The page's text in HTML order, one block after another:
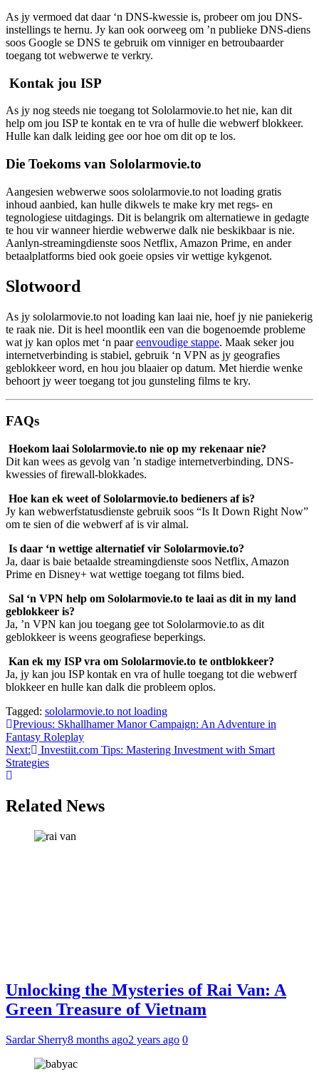
As jy vermoed dat daar ‘n DNS-kwessie is, probeer om jou DNS-
instellings te hernu. Jy kan ook oorweeg om ’n publieke DNS-diens
soos Google se DNS te gebruik om vinniger en betroubaarder
toegang tot webwerwe te verkry.
Kontak jou ISP
As jy nog steeds nie toegang tot Sololarmovie.to het nie, kan dit
help om jou ISP te kontak en te vra of hulle die webwerf blokkeer.
Hulle kan dalk leiding gee oor hoe om dit op te los.
Die Toekoms van Sololarmovie.to
Aangesien webwerwe soos sololarmovie.to not loading gratis
inhoud aanbied, kan hulle dikwels te make kry met regs- en
tegnologiese uitdagings. Dit is belangrik om alternatiewe in gedagte
te hou vir wanneer hierdie webwerwe dalk nie beskikbaar is nie.
Aanlyn-streamingdienste soos Netflix, Amazon Prime, en ander
betaalplatforms bied ook goeie opsies vir wettige kykgenot.
Slotwoord
As jy sololarmovie.to not loading kan laai nie, hoef jy nie paniekerig
te raak nie. Dit is heel moontlik een van die bogenoemde probleme
wat jy kan oplos met ‘n paareenvoudige stappe. Maak seker jou
internetverbinding is stabiel, gebruik ‘n VPN as jy geografies
geblokkeer word, en hou jou blaaier op datum. Met hierdie wenke
behoort jy weer toegang tot jou gunsteling films te kry.
FAQs
Hoekom laai Sololarmovie.to nie op my rekenaar nie?
Dit kan wees as gevolg van ’n stadige internetverbinding, DNS-
kwessies of firewall-blokkades.
Hoe kan ek weet of Sololarmovie.to bedieners af is?
Jy kan webwerfstatusdienste gebruik soos “Is It Down Right Now”
om te sien of die webwerf af is vir almal.
Is daar ‘n wettige alternatief vir Sololarmovie.to?
Ja, daar is baie betaalde streamingdienste soos Netflix, Amazon
Prime en Disney+ wat wettige toegang tot films bied.
Sal ‘n VPN help om Sololarmovie.to te laai as dit in my land
geblokkeer is?
Ja, ’n VPN kan jou toegang gee tot Sololarmovie.to as dit
geblokkeer is weens geografiese beperkings.
Kan ek my ISP vra om Sololarmovie.to te ontblokkeer?
Ja, jy kan jou ISP kontak en vra of hulle toegang tot die webwerf
blokkeer en hulle kan dalk die probleem oplos.
Tagged: sololarmovie.to not loading
Post
navigation
Previous: Skhallhamer Manor Campaign: An Adventure in
Fantasy Roleplay
Next:
Investiit.com Tips: Mastering Investment with Smart
Strategies
Related News
Unlocking the Mysteries of Rai Van: A
Green Treasure of Vietnam
Sardar Sherry8 months ago2 years ago 0